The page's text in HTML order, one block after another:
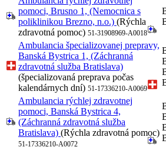
pomoci, Brusno 1, (Nemocnica s
poliklinikou Brezno, n.o.) (Rýchla
zdravotná pomoc) 51-31908969-A0018
Ambulancia špecializovanej prepravy,
Banská Bystrica 1, (Záchranná
zdravotná služba Bratislava)
(špecializovaná preprava počas
kalendárnych dní) 51-17336210-A0069
Ambulancia rýchlej zdravotnej
pomoci, Banská Bystrica 4,
(Záchranná zdravotná služba
Bratislava) (Rýchla zdravotná pomoc)
51-17336210-A0072